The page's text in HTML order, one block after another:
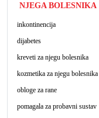
NJEGA BOLESNIKA
inkontinencija
dijabetes
kreveti za njegu bolesnika
kozmetika za njegu bolesnika
obloge za rane
pomagala za probavni sustav